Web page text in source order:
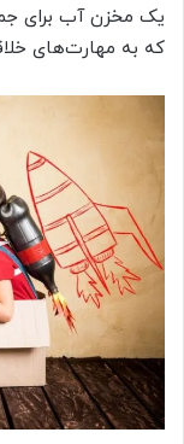
یک مخزن آب برای
که به مهارت‌های